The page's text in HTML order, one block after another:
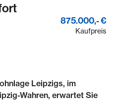
875.000,- €
Kaufpreis
Leipzigs, im
Wahren, erwartet Sie